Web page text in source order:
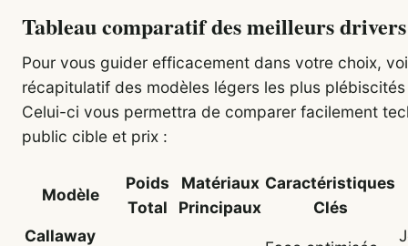
Tableau comparatif des meilleurs
Pour vous guider efficacement dans votre choix,
récapitulatif des modèles légers les plus
Celui-ci vous permettra de comparer facilement
public cible et prix :
Modèle
Poids
Total
Matériaux
Principaux
Caractéristiques
Clés
Callaway